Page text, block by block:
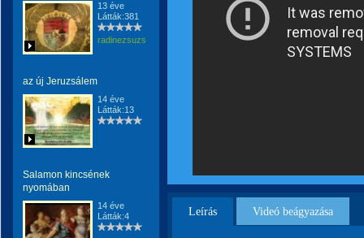
13 éve
Látták:381
radinezsuzsa
az új Jeruzsálem
14 éve
Látták:13
Salamon kincsének
nyomában
14 éve
Látták:4
Leírás Videó beágyazása